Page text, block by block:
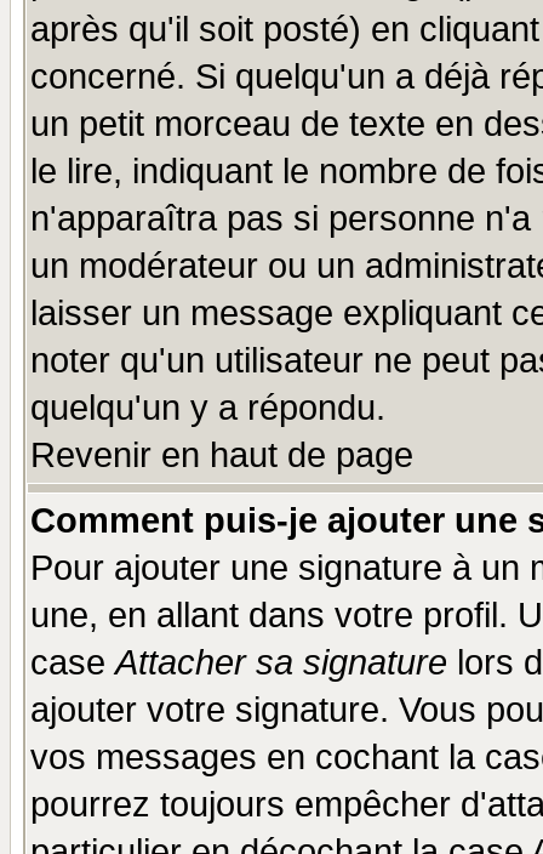
après qu'il soit posté) en
concerné. Si quelqu'un a déjà
un petit morceau de texte en
le lire, indiquant le nombre de
n'apparaîtra pas si personne
un modérateur ou un
laisser un message expliquant
noter qu'un utilisateur ne peut
quelqu'un y a répondu.
Revenir en haut de page
Comment puis-je ajouter une
Pour ajouter une signature à un
une, en allant dans votre profil.
caseAttacher sa signature lors
ajouter votre signature. Vous
vos messages en cochant la
pourrez toujours empêcher